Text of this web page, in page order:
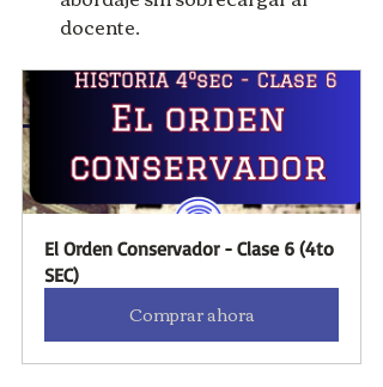
docente.
El Orden Conservador - Clase 6 (4to
SEC)
Comprar ahora